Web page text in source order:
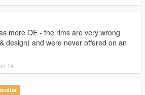
more OE - the rims are very wrong
design) and were never offered on an
14.